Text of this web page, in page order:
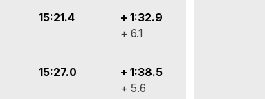
15:21.4
+ 1:32.9
+ 6.1
15:27.0
+ 1:38.5
+ 5.6